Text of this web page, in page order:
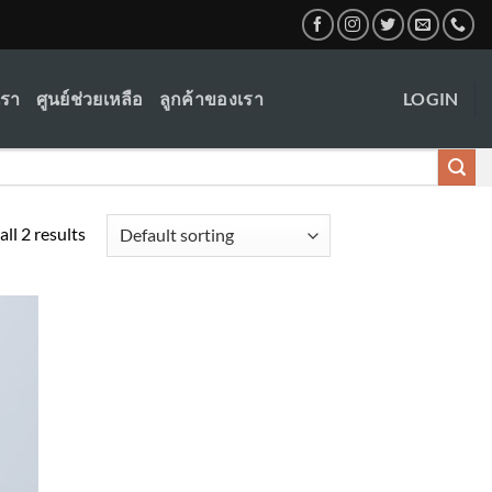
า ศูนย์ช่วยเหลือ ลูกค้าของเรา LOGIN
2 results